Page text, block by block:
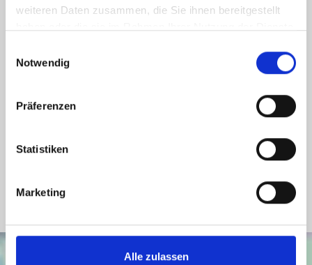
weiteren Daten zusammen, die Sie ihnen bereitgestellt
Notwendig
Präferenzen
Statistiken
Marketing
Alle zulassen
Energieausweis Jahrgang
ab dem 1.5.2014
Energieausweis Baujahr
Zentralheizung